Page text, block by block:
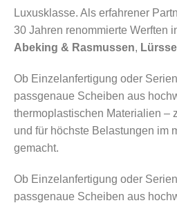
Luxusklasse. Als erfahrener
30 Jahren renommierte Werften
Abeking & Rasmussen,
Ob Einzelanfertigung oder
passgenaue Scheiben aus
thermoplastischen Materialien –
und für höchste Belastungen im
gemacht.
Ob Einzelanfertigung oder
passgenaue Scheiben aus